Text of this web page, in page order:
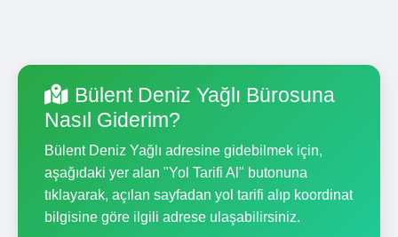
Bülent Deniz Yağlı Bürosuna
Nasıl Giderim?
Bülent Deniz Yağlı adresine gidebilmek için,
aşağıdaki yer alan "Yol Tarifi Al" butonuna
tıklayarak, açılan sayfadan yol tarifi alıp koordinat
bilgisine göre ilgili adrese ulaşabilirsiniz.